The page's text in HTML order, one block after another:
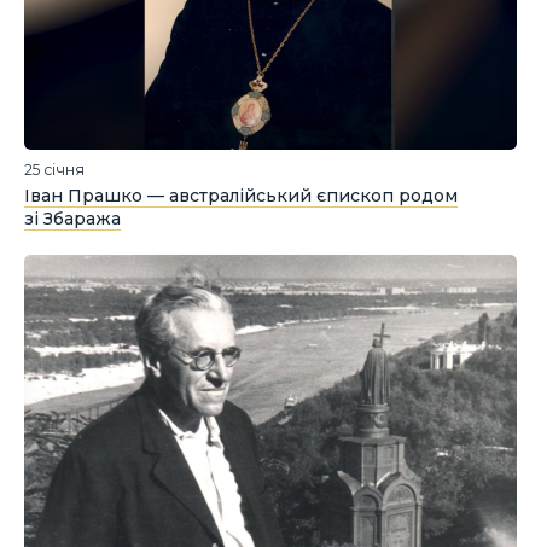
25 січня
Іван Прашко — австралійський єпископ родом
зі Збаража